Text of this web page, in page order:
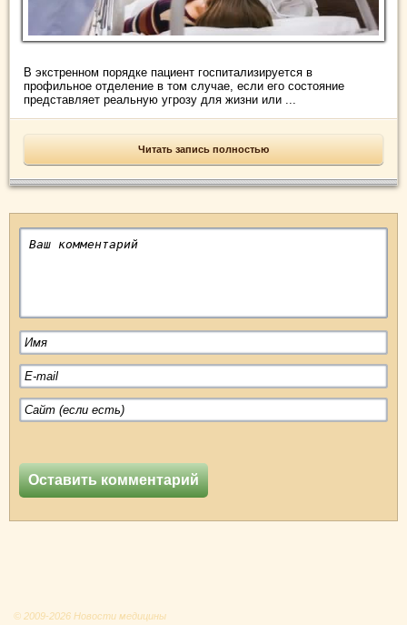
В экстренном порядке пациент госпитализируется в
профильное отделение в том случае, если его состояние
представляет реальную угрозу для жизни или ...
Читать запись полностью
© 2009-2026 Новости медицины